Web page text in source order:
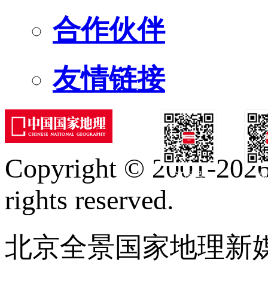
合作伙伴
友情链接
订阅号
Copyright © 2001-
rights reserved.
北京全景国家地理新